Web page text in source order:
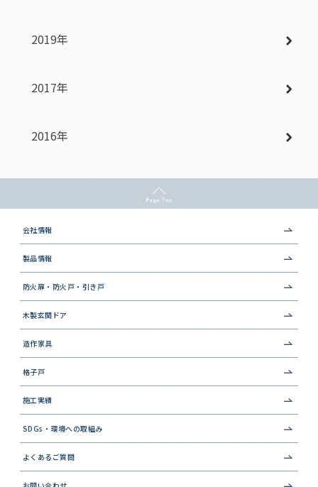
2019年
2017年
2016年
会社情報
製品情報
防火扉・防火戸・引き戸
木製玄関ドア
造作家具
格子戸
施工実績
SDGs・環境への取組み
よくあるご質問